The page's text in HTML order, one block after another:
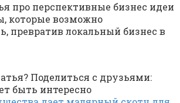
про перспективные бизнес идеи
которые возможно
превратив локальный бизнес в
Поделиться с друзьями:
быть интересно